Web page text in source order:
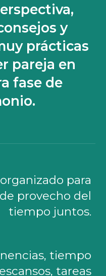
y
prácticas
pareja en
fase de
para
provecho del
tiempo juntos.
tiempo
tareas